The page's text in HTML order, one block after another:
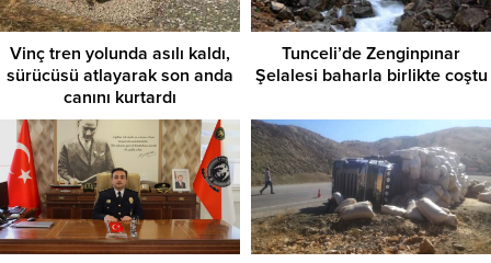
Vinç tren yolunda asılı kaldı,
sürücüsü atlayarak son anda
canını kurtardı
Tunceli’de Zenginpınar
Şelalesi baharla birlikte coştu